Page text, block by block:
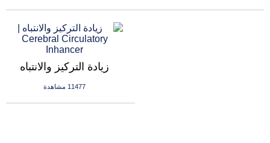
زيادة التركيز والانتباه
11477 مشاهدة